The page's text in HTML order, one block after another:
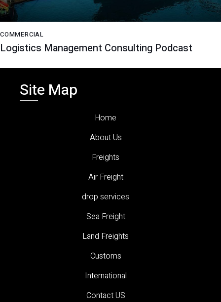
COMMERCIAL
Logistics Management Consulting Podcast
Site Map
Home
About Us
Freights
Air Freight
drop services
Sea Freight
Land Freights
Customs
International
Contact US